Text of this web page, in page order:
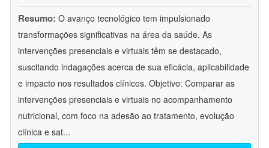
Resumo: O avanço tecnológico tem impulsionado
transformações significativas na área da saúde. As
intervenções presenciais e virtuais têm se destacado,
suscitando indagações acerca de sua eficácia, aplicabilidade
e impacto nos resultados clínicos. Objetivo: Comparar as
intervenções presenciais e virtuais no acompanhamento
nutricional, com foco na adesão ao tratamento, evolução
clínica e sat...